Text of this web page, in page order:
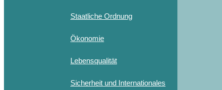
Staatliche Ordnung
Ökonomie
Lebensqualität
Sicherheit und Internationales